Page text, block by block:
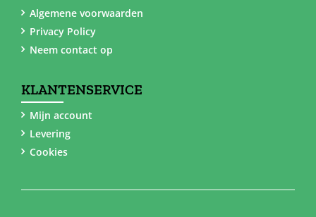
Algemene voorwaarden
Privacy Policy
Neem contact op
KLANTENSERVICE
Mijn account
Levering
Cookies